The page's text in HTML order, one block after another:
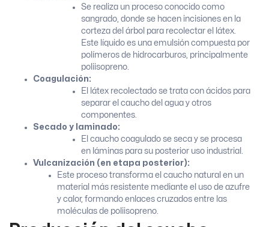
Se realiza un proceso conocido como
sangrado, donde se hacen incisiones en la
corteza del árbol para recolectar el látex.
Este líquido es una emulsión compuesta por
polímeros de hidrocarburos, principalmente
poliisopreno.
Coagulación:
El látex recolectado se trata con ácidos para
separar el caucho del agua y otros
componentes.
Secado y laminado:
El caucho coagulado se seca y se procesa
en láminas para su posterior uso industrial.
Vulcanización (en etapa posterior):
Este proceso transforma el caucho natural en un
material más resistente mediante el uso de azufre
y calor, formando enlaces cruzados entre las
moléculas de poliisopreno.